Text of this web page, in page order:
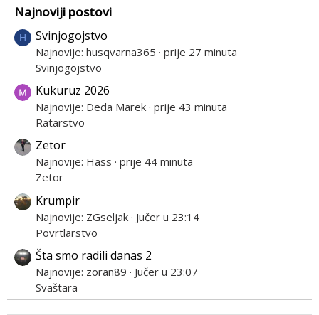
Najnoviji postovi
H Svinjogojstvo
Najnovije: husqvarna365 prije 27 minuta
Svinjogojstvo
Kukuruz 2026
Najnovije: Deda Marek prije 43 minuta
Ratarstvo
Zetor
Najnovije: Hass prije 44 minuta
Zetor
Krumpir
Najnovije: ZGseljak Jučer u 23:14
Povrtlarstvo
Šta smo radili danas 2
Najnovije: zoran89
Jučer u 23:07
Svaštara